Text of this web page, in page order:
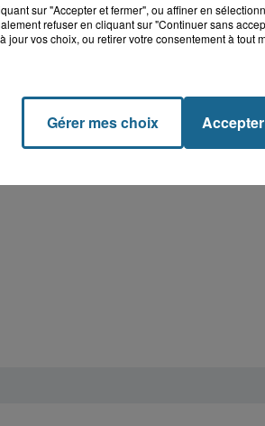
sur "Accepter et fermer", ou affiner en
refuser en cliquant sur "Continuer sans
jour vos choix, ou retirer votre consentement à tout
Gérer mes choix